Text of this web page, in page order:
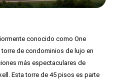
conocido como One
de condominios de lujo en
más espectaculares de
Esta torre de 45 pisos es parte